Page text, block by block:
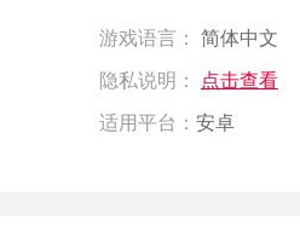
游戏语言： 简体中文
隐私说明： 点击查看
适用平台： 安卓